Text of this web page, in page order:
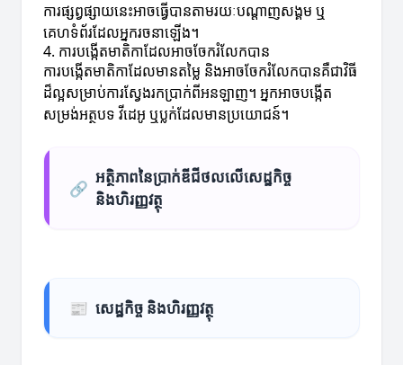
ការផ្សព្វផ្សាយនេះអាចធ្វើបានតាមរយៈបណ្ដាញសង្គម ឬ
គេហទំព័រដែលអ្នករចនាឡើង។
4. ការបង្កើតមាតិកាដែលអាចចែករំលែកបាន
ការបង្កើតមាតិកាដែលមានតម្លៃ និងអាចចែករំលែកបានគឺជាវិធី
ដ៏ល្អសម្រាប់ការស្វែងរកប្រាក់ពីអនឡាញ។ អ្នកអាចបង្កើត
សម្រង់អត្ថបទ វីដេអូ ឬប្លក់ដែលមានប្រយោជន៍។
🔗
អត្ថិភាពនៃប្រាក់ឌីជីថលលើសេដ្ឋកិច្ច
និងហិរញ្ញវត្ថុ
📰 សេដ្ឋកិច្ច និងហិរញ្ញវត្ថុ